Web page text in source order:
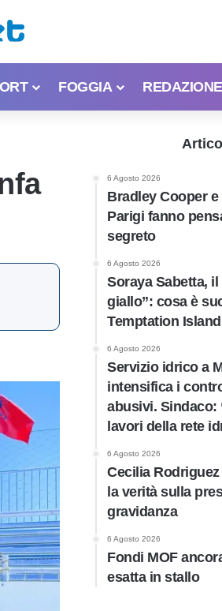
FOGGIA REDAZIONE
6 Agosto 2026
Bradley Cooper
Parigi fanno
segreto
6 Agosto 2026
Soraya Sabetta,
giallo”: cosa è
Temptation Island
6 Agosto 2026
Servizio idrico a
intensifica i
abusivi. Sindaco:
lavori della rete
6 Agosto 2026
Cecilia
la verità sulla
gravidanza
6 Agosto 2026
Fondi MOF
esatta in stallo